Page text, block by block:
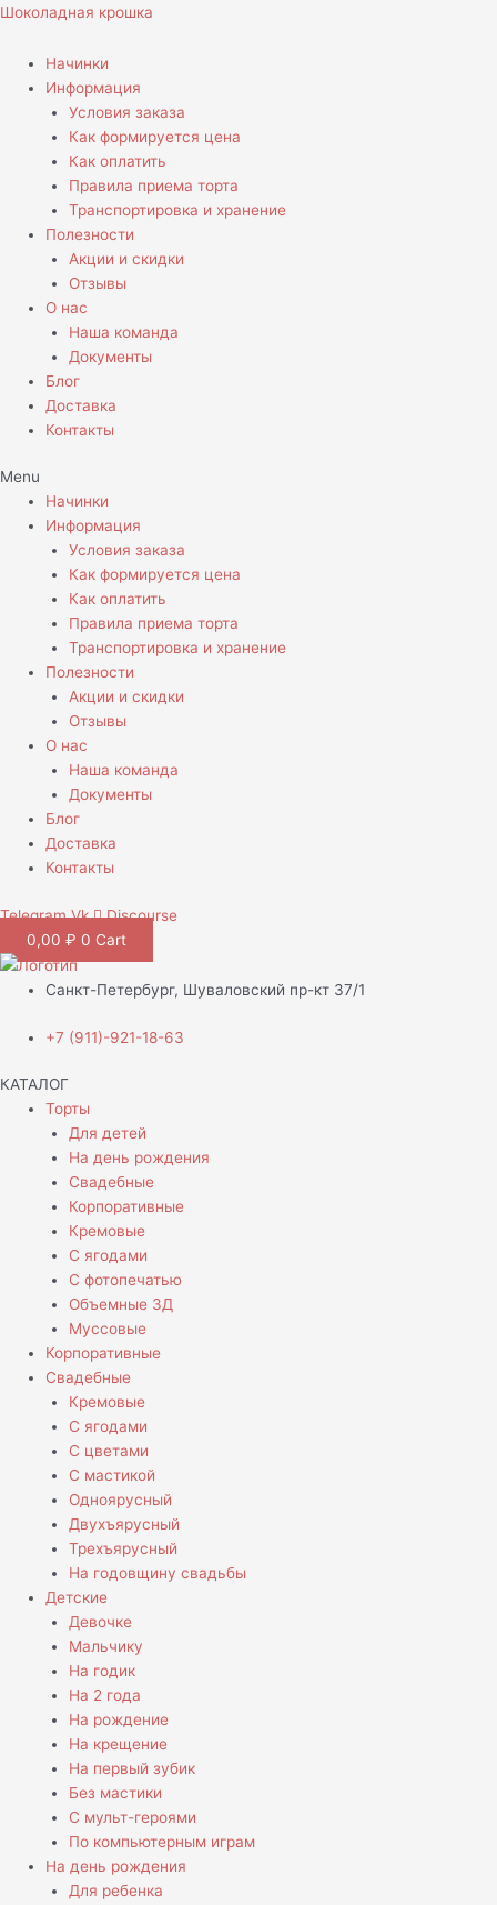
Перейти
содержимому
Шоколадная крошка
Начинки
Информация
Условия заказа
Как формируется цена
Как оплатить
Правила приема торта
Транспортировка и хранение
Полезности
Акции и скидки
Отзывы
О нас
Наша команда
Документы
Блог
Доставка
Контакты
Menu
Начинки
Информация
Условия заказа
Как формируется цена
Как оплатить
Правила приема торта
Транспортировка и хранение
Полезности
Акции и скидки
Отзывы
О нас
Наша команда
Документы
Блог
Доставка
Контакты
Telegram Vk
Discourse
0,00 ₽ 0 Cart
Санкт-Петербург, Шуваловский пр-кт 37/1
+7 (911)-921-18-63
КАТАЛОГ
Торты
Для детей
На день рождения
Свадебные
Корпоративные
Кремовые
С ягодами
С фотопечатью
Объемные 3Д
Муссовые
Корпоративные
Свадебные
Кремовые
С ягодами
С цветами
С мастикой
Одноярусный
Двухъярусный
Трехъярусный
На годовщину свадьбы
Детские
Девочке
Мальчику
На годик
На 2 года
На рождение
На крещение
На первый зубик
Без мастики
С мульт-героями
По компьютерным играм
На день рождения
Для ребенка